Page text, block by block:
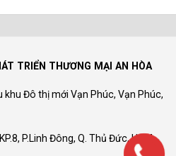
TRIỂN THƯƠNG MẠI AN HÒA
khu Đô thị mới Vạn Phúc, Vạn Phúc,
P.Linh Đông, Q. Thủ Đức, HCM